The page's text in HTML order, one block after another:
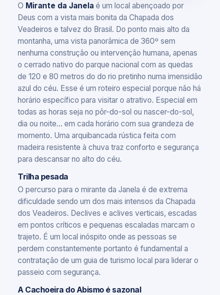
O Mirante da Janela é um local abençoado por
Deus com a vista mais bonita da Chapada dos
Veadeiros e talvez do Brasil. Do ponto mais alto da
montanha, uma vista panorâmica de 360º sem
nenhuma construção ou intervenção humana, apenas
o cerrado nativo do parque nacional com as quedas
de 120 e 80 metros do do rio pretinho numa imensidão
azul do céu. Esse é um roteiro especial porque não há
horário específico para visitar o atrativo. Especial em
todas as horas seja no pôr-do-sol ou nascer-do-sol,
dia ou noite... em cada horário com sua grandeza de
momento. Uma arquibancada rústica feita com
madeira resistente à chuva traz conforto e segurança
para descansar no alto do céu.
Trilha pesada
O percurso para o mirante da Janela é de extrema
dificuldade sendo um dos mais intensos da Chapada
dos Veadeiros. Declives e aclives verticais, escadas
em pontos críticos e pequenas escaladas marcam o
trajeto. É um local inóspito onde as pessoas se
perdem constantemente portanto é fundamental a
contratação de um guia de turismo local para liderar o
passeio com segurança.
A Cachoeira do Abismo é sazonal